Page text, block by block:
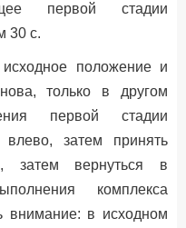
первой стадии
30 с.
положение и
только в другом
первой стадии
влево, затем принять
затем вернуться в
комплекса
внимание: в исходном